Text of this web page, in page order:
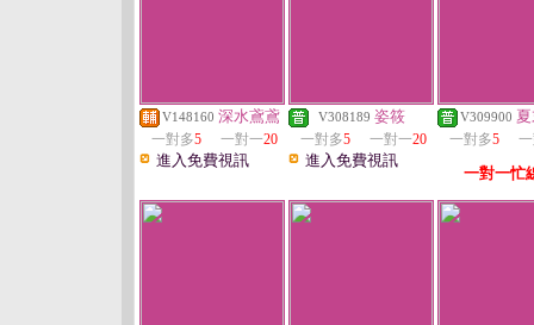
V148160 深水鳶鳶
一對多5 一對一20
進入免費視訊
V308189 姿筱
一對多5 一對一20
進入免費視訊
V309900
一對多5
一對一忙